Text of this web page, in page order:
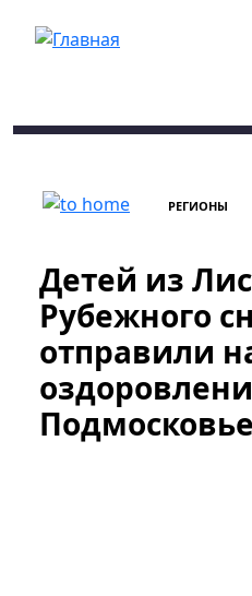
РЕГИОНЫ
Детей из
Рубежного
отправили
Подмосковье